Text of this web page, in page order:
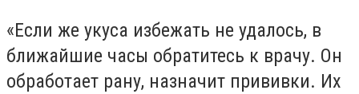
«Если же укуса избежать не удалось, в
ближайшие часы обратитесь к врачу. Он
обработает рану, назначит прививки. Их